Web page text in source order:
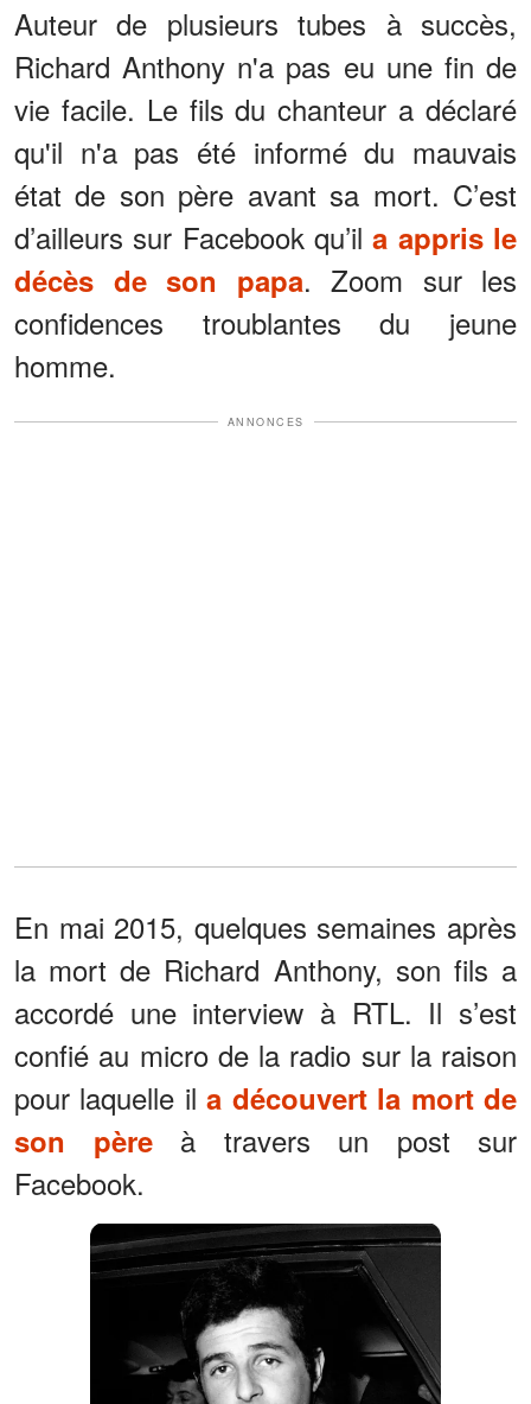
Auteur de plusieurs tubes à succès,
Richard Anthony n'a pas eu une fin de
vie facile. Le fils du chanteur a déclaré
qu'il n'a pas été informé du mauvais
état de son père avant sa mort. C’est
d’ailleurs sur Facebook qu’ila appris le
décès de son papa. Zoom sur les
confidences troublantes du jeune
homme.
ANNONCES
En mai 2015, quelques semaines après
la mort de Richard Anthony, son fils a
accordé une interview à RTL. Il s’est
confié au micro de la radio sur la raison
pour laquelle ila découvert la mort de
son pèreà travers un post sur
Facebook.